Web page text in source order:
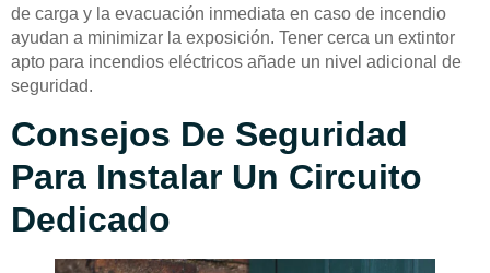
de carga y la evacuación inmediata en caso de incendio
ayudan a minimizar la exposición. Tener cerca un extintor
apto para incendios eléctricos añade un nivel adicional de
seguridad.
Consejos De Seguridad
Para Instalar Un Circuito
Dedicado